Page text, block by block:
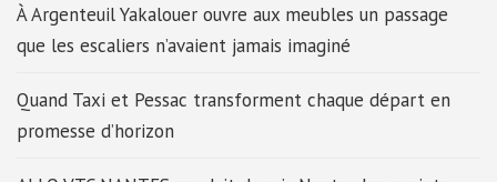
À Argenteuil Yakalouer ouvre aux meubles un passage
que les escaliers n’avaient jamais imaginé
Quand Taxi et Pessac transforment chaque départ en
promesse d’horizon